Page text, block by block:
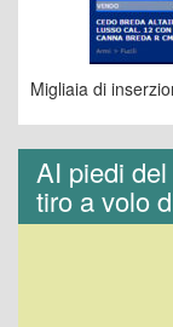
Migliaia di
AI piedi
tiro a volo